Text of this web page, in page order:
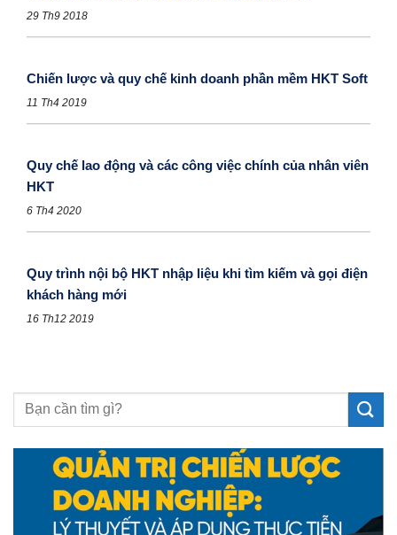
29 Th9 2018
Chiến lược và quy chế kinh doanh phần mềm HKT Soft
11 Th4 2019
Quy chế lao động và các công việc chính của nhân viên
HKT
6 Th4 2020
Quy trình nội bộ HKT nhập liệu khi tìm kiếm và gọi điện
khách hàng mới
16 Th12 2019